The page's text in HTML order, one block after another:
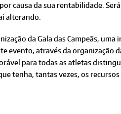
causa da sua rentabilidade.
alterando.
da Gala das Campeãs,
evento, através da organização
para todas as atletas
tenha, tantas vezes, os